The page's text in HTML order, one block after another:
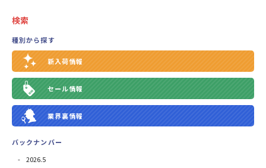
検索
種別から探す
新入荷情報
セール情報
業界裏情報
バックナンバー
2026.5